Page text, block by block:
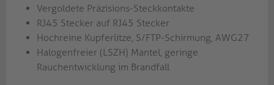
Vergoldete Präzisions-Steckkontakte
RJ45 Stecker auf RJ45 Stecker
Hochreine Kupferlitze, S/FTP-Schirmung, AWG27
Halogenfreier (LSZH) Mantel, geringe
Rauchentwicklung im Brandfall